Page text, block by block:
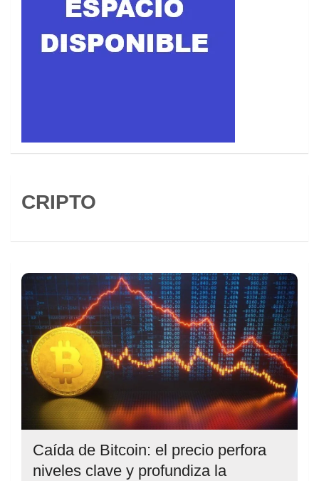
CRIPTO
Caída de Bitcoin: el precio perfora
niveles clave y profundiza la